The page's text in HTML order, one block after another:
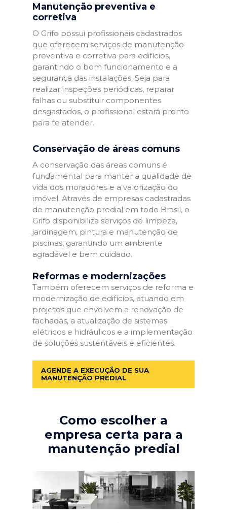
Manutenção preventiva e
corretiva
O Grifo possui profissionais cadastrados
que oferecem serviços de manutenção
preventiva e corretiva para edifícios,
garantindo o bom funcionamento e a
segurança das instalações. Seja para
realizar inspeções periódicas, reparar
falhas ou substituir componentes
desgastados, o profissional estará pronto
para te atender.
Conservação de áreas comuns
A conservação das áreas comuns é
fundamental para manter a qualidade de
vida dos moradores e a valorização do
imóvel. Através de empresas cadastradas
de manutenção predial em todo Brasil, o
Grifo disponibiliza serviços de limpeza,
jardinagem, pintura e manutenção de
piscinas, garantindo um ambiente
agradável e bem cuidado.
Reformas e modernizações
Também oferecem serviços de reforma e
modernização de edifícios, atuando em
projetos que envolvem a renovação de
fachadas, a atualização de sistemas
elétricos e hidráulicos e a implementação
de soluções sustentáveis e eficientes.
AGENDE A EXECUÇÃO DE SUA
MANUTENÇÃO PREDIAL
Como escolher a
empresa certa para a
manutenção predial